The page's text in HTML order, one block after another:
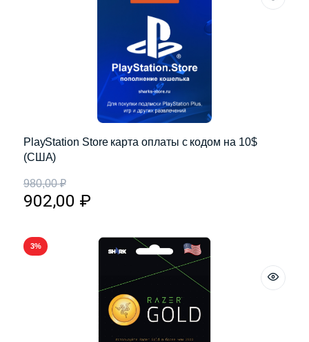
PlayStation Store карта оплаты с кодом на 10$
(США)
980,00₽
902,00 ₽
3%